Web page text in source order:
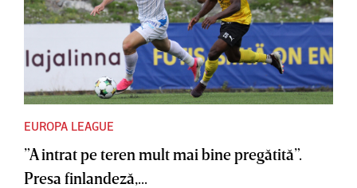
EUROPA LEAGUE
”A intrat pe teren mult mai bine pregătită”.
Presa finlandeză,...